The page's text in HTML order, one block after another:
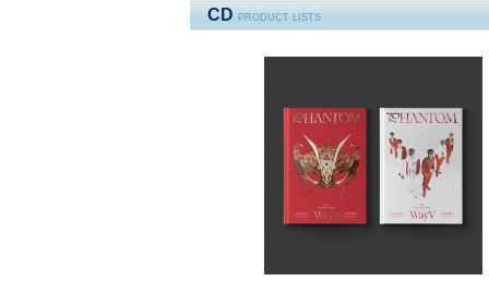
CD PRODUCT LISTS